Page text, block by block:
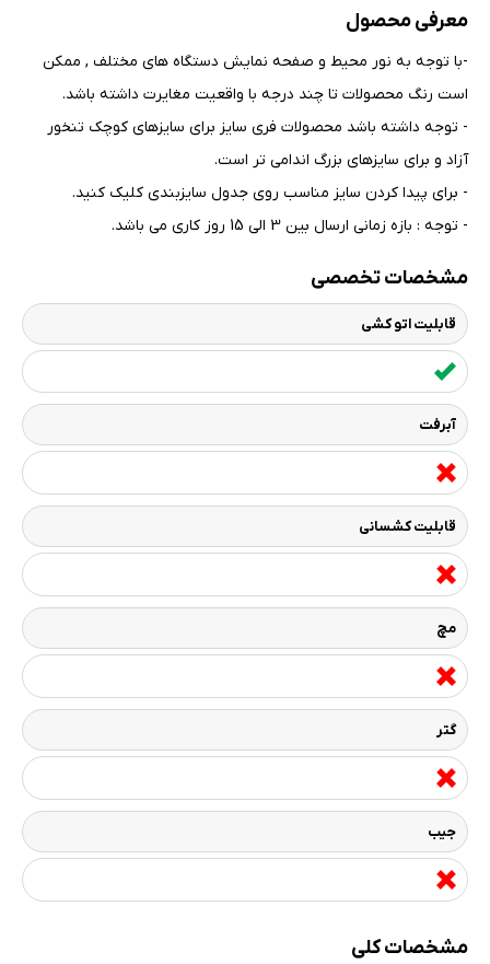
معرفی محصول
-با توجه به نور محیط و صفحه نمایش دستگاه های مختلف , ممکن
است رنگ محصولات تا چند درجه با واقعیت مغایرت داشته باشد.
- توجه داشته باشد محصولات فری سایز برای سایزهای کوچک تنخور
آزاد و برای سایزهای بزرگ اندامی تر است.
- برای پیدا کردن سایز مناسب روی جدول سایزبندی کلیک کنید.
- توجه : بازه زمانی ارسال بین 3 الی 15 روز کاری می باشد.
مشخصات تخصصی
قابلیت اتو کشی
آبرفت
قابلیت کشسانی
مچ
گتر
جیب
مشخصات کلی